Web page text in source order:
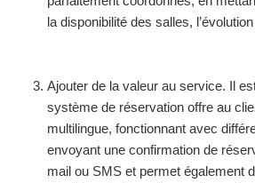
la disponibilité des salles,
Ajouter de la valeur au service. Il
système de réservation offre au
multilingue, fonctionnant avec
envoyant une confirmation de
mail ou SMS et permet également